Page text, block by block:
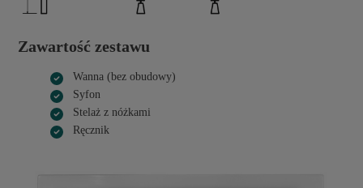
Zawartość zestawu
Wanna (bez obudowy)
Syfon
Stelaż z nóżkami
Ręcznik